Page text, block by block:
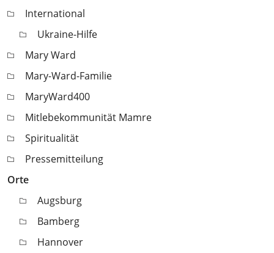
International
Ukraine-Hilfe
Mary Ward
Mary-Ward-Familie
MaryWard400
Mitlebekommunität Mamre
Spiritualität
Pressemitteilung
Orte
Augsburg
Bamberg
Hannover